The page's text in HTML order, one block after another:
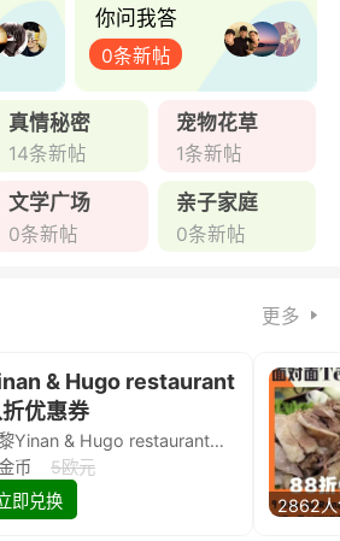
你问我答
0条新帖
真情秘密
14条新帖
宠物花草
1条新帖
文学广场
0条新帖
亲子家庭
0条新帖
更多
& Hugo restaurant
优惠券
巴黎Yinan & Hugo restaurant除简餐类全场8折
币
5欧元
即兑换
2862